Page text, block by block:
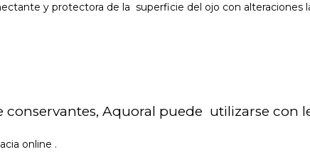
y protectora de la superficie del ojo con alteraciones
Aquoral puede utilizarse con
online .